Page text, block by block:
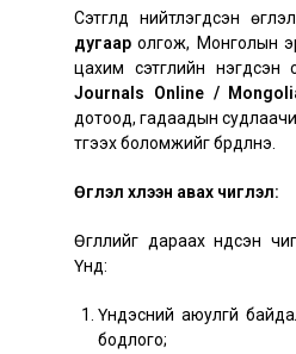
Сэтгүүлд нийтлэгдсэн
дугаар олгож, Монголын
цахим сэтгүүлийн нэгдсэн
Journals Online /
дотоод, гадаадын
түгээх боломжийг бүрдүүлнэ.
Өгүүлэл хүлээн авах чиглэл:
Өгүүллийг дараах үндсэн
Үүнд:
Үндэсний аюулгүй
бодлого;